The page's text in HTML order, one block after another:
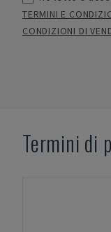
TERMINI E
CONDIZIONI DI
Termini di